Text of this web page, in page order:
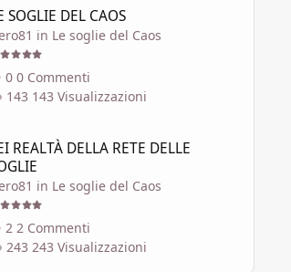
SOGLIE DEL CAOS
in Le soglie del Caos
0 Commenti
143 Visualizzazioni
REALTÀ DELLA RETE DELLE
in Le soglie del Caos
2 Commenti
243 Visualizzazioni